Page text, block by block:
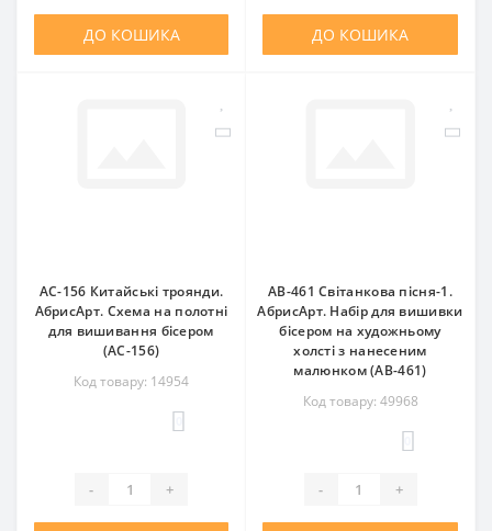
ДО КОШИКА ДО КОШИКА
AC-156 Китайські троянди.
АбрисАрт. Схема на полотні
для вишивання бісером
(АС-156)
Код товару: 14954
- +
AB-461 Світанкова пісня-1.
АбрисАрт. Набір для вишивки
бісером на художньому
холсті з нанесеним
малюнком (АВ-461)
Код товару: 49968
- +